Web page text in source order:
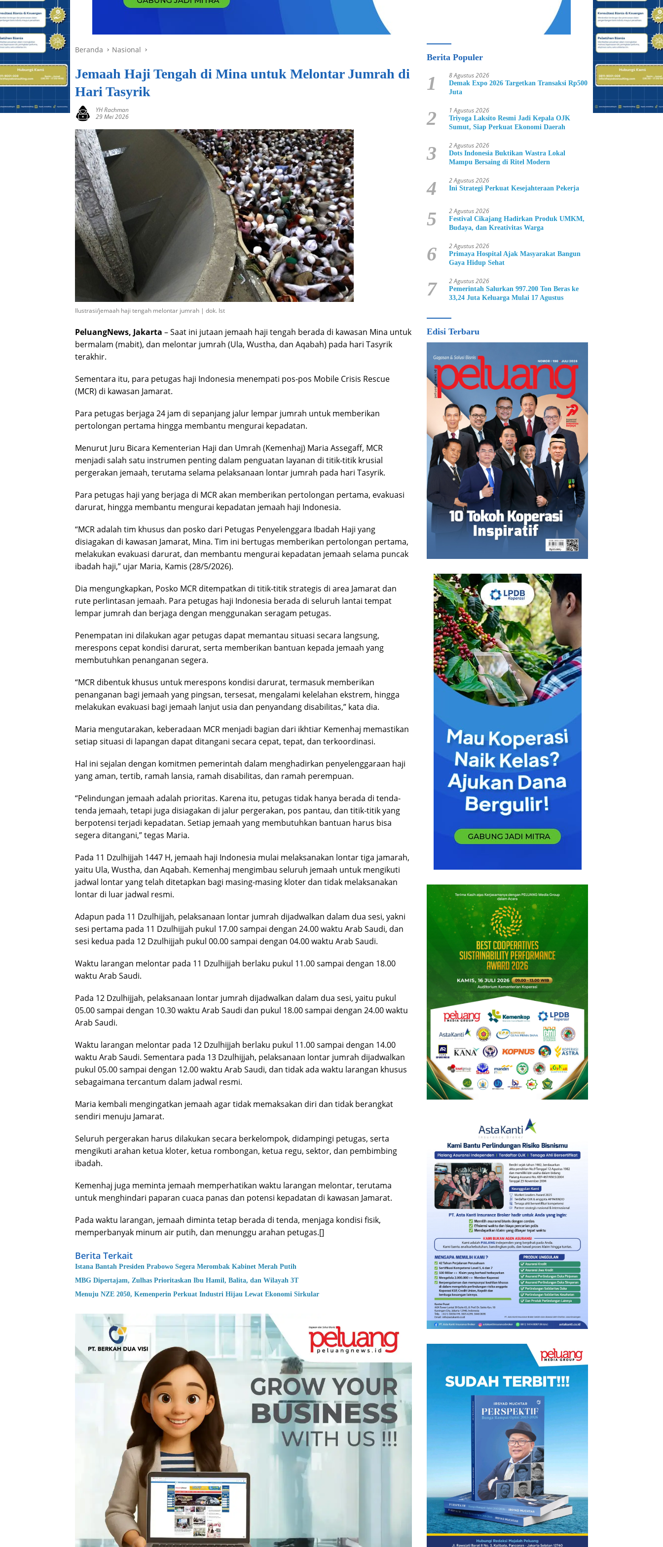
Beranda Nasional
Jemaah Haji Tengah di Mina untuk Melontar Jumrah di
Hari Tasyrik
YH Rachman
29 Mei 2026
Ilustrasi/jemaah haji tengah melontar jumrah | dok. Ist
PeluangNews, Jakarta – Saat ini jutaan jemaah haji tengah berada di kawasan Mina untuk
bermalam (mabit), dan melontar jumrah (Ula, Wustha, dan Aqabah) pada hari Tasyrik
terakhir.
Sementara itu, para petugas haji Indonesia menempati pos-pos Mobile Crisis Rescue
(MCR) di kawasan Jamarat.
Para petugas berjaga 24 jam di sepanjang jalur lempar jumrah untuk memberikan
pertolongan pertama hingga membantu mengurai kepadatan.
Menurut Juru Bicara Kementerian Haji dan Umrah (Kemenhaj) Maria Assegaff, MCR
menjadi salah satu instrumen penting dalam penguatan layanan di titik-titik krusial
pergerakan jemaah, terutama selama pelaksanaan lontar jumrah pada hari Tasyrik.
Para petugas haji yang berjaga di MCR akan memberikan pertolongan pertama, evakuasi
darurat, hingga membantu mengurai kepadatan jemaah haji Indonesia.
“MCR adalah tim khusus dan posko dari Petugas Penyelenggara Ibadah Haji yang
disiagakan di kawasan Jamarat, Mina. Tim ini bertugas memberikan pertolongan pertama,
melakukan evakuasi darurat, dan membantu mengurai kepadatan jemaah selama puncak
ibadah haji,” ujar Maria, Kamis (28/5/2026).
Dia mengungkapkan, Posko MCR ditempatkan di titik-titik strategis di area Jamarat dan
rute perlintasan jemaah. Para petugas haji Indonesia berada di seluruh lantai tempat
lempar jumrah dan berjaga dengan menggunakan seragam petugas.
Penempatan ini dilakukan agar petugas dapat memantau situasi secara langsung,
merespons cepat kondisi darurat, serta memberikan bantuan kepada jemaah yang
membutuhkan penanganan segera.
“MCR dibentuk khusus untuk merespons kondisi darurat, termasuk memberikan
penanganan bagi jemaah yang pingsan, tersesat, mengalami kelelahan ekstrem, hingga
melakukan evakuasi bagi jemaah lanjut usia dan penyandang disabilitas,” kata dia.
Maria mengutarakan, keberadaan MCR menjadi bagian dari ikhtiar Kemenhaj memastikan
setiap situasi di lapangan dapat ditangani secara cepat, tepat, dan terkoordinasi.
Hal ini sejalan dengan komitmen pemerintah dalam menghadirkan penyelenggaraan haji
yang aman, tertib, ramah lansia, ramah disabilitas, dan ramah perempuan.
“Pelindungan jemaah adalah prioritas. Karena itu, petugas tidak hanya berada di tenda-
tenda jemaah, tetapi juga disiagakan di jalur pergerakan, pos pantau, dan titik-titik yang
berpotensi terjadi kepadatan. Setiap jemaah yang membutuhkan bantuan harus bisa
segera ditangani,” tegas Maria.
Pada 11 Dzulhijjah 1447 H, jemaah haji Indonesia mulai melaksanakan lontar tiga jamarah,
yaitu Ula, Wustha, dan Aqabah. Kemenhaj mengimbau seluruh jemaah untuk mengikuti
jadwal lontar yang telah ditetapkan bagi masing-masing kloter dan tidak melaksanakan
lontar di luar jadwal resmi.
Adapun pada 11 Dzulhijjah, pelaksanaan lontar jumrah dijadwalkan dalam dua sesi, yakni
sesi pertama pada 11 Dzulhijjah pukul 17.00 sampai dengan 24.00 waktu Arab Saudi, dan
sesi kedua pada 12 Dzulhijjah pukul 00.00 sampai dengan 04.00 waktu Arab Saudi.
Waktu larangan melontar pada 11 Dzulhijjah berlaku pukul 11.00 sampai dengan 18.00
waktu Arab Saudi.
Pada 12 Dzulhijjah, pelaksanaan lontar jumrah dijadwalkan dalam dua sesi, yaitu pukul
05.00 sampai dengan 10.30 waktu Arab Saudi dan pukul 18.00 sampai dengan 24.00 waktu
Arab Saudi.
Waktu larangan melontar pada 12 Dzulhijjah berlaku pukul 11.00 sampai dengan 14.00
waktu Arab Saudi. Sementara pada 13 Dzulhijjah, pelaksanaan lontar jumrah dijadwalkan
pukul 05.00 sampai dengan 12.00 waktu Arab Saudi, dan tidak ada waktu larangan khusus
sebagaimana tercantum dalam jadwal resmi.
Maria kembali mengingatkan jemaah agar tidak memaksakan diri dan tidak berangkat
sendiri menuju Jamarat.
Seluruh pergerakan harus dilakukan secara berkelompok, didampingi petugas, serta
mengikuti arahan ketua kloter, ketua rombongan, ketua regu, sektor, dan pembimbing
ibadah.
Kemenhaj juga meminta jemaah memperhatikan waktu larangan melontar, terutama
untuk menghindari paparan cuaca panas dan potensi kepadatan di kawasan Jamarat.
Pada waktu larangan, jemaah diminta tetap berada di tenda, menjaga kondisi fisik,
memperbanyak minum air putih, dan menunggu arahan petugas.[]
Berita Terkait
Istana Bantah Presiden Prabowo Segera Merombak Kabinet Merah Putih
MBG Dipertajam, Zulhas Prioritaskan Ibu Hamil, Balita, dan Wilayah 3T
Menuju NZE 2050, Kemenperin Perkuat Industri Hijau Lewat Ekonomi Sirkular
Berita Populer
1 8 Agustus 2026
Demak Expo 2026 Targetkan Transaksi Rp500
Juta
2 1 Agustus 2026
Triyoga Laksito Resmi Jadi Kepala OJK
Sumut, Siap Perkuat Ekonomi Daerah
3 2 Agustus 2026
Dots Indonesia Buktikan Wastra Lokal
Mampu Bersaing di Ritel Modern
4 2 Agustus 2026
Ini Strategi Perkuat Kesejahteraan Pekerja
5 2 Agustus 2026
Festival Cikajang Hadirkan Produk UMKM,
Budaya, dan Kreativitas Warga
6 2 Agustus 2026
Primaya Hospital Ajak Masyarakat Bangun
Gaya Hidup Sehat
7 2 Agustus 2026
Pemerintah Salurkan 997.200 Ton Beras ke
33,24 Juta Keluarga Mulai 17 Agustus
Edisi Terbaru